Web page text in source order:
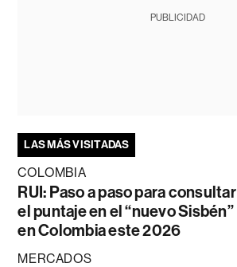
PUBLICIDAD
LAS MÁS VISITADAS
COLOMBIA
RUI: Paso a paso para consultar
el puntaje en el “nuevo Sisbén”
en Colombia este 2026
MERCADOS